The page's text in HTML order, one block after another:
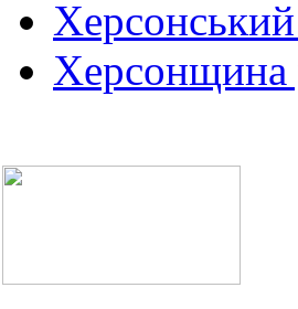
Херсонський
Херсонщина